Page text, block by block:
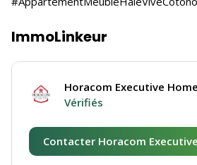
ImmoLinkeur
Horacom Executive
Vérifiés
Contacter Horacom